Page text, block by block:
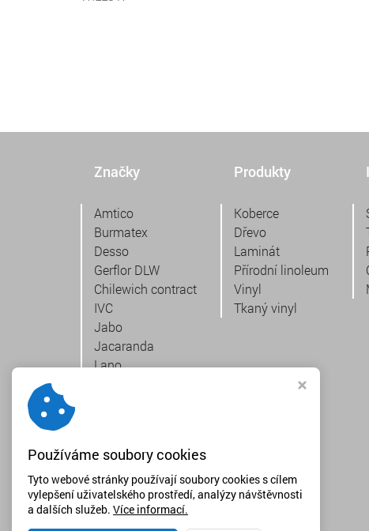
Značky
Amtico
Burmatex
Desso
Gerflor DLW
Chilewich contract
IVC
Jabo
Jacaranda
Lano
Therdex
Tilo
Vebe
Speciální nabídka
Produkty
Koberce
Dřevo
Laminát
Přírodní linoleum
Vinyl
Tkaný vinyl
Používáme soubory cookies
Tyto webové stránky používají soubory cookies s cílem
vylepšení uživatelského prostředí, analýzy návštěvnosti
a dalších služeb. Více informací.